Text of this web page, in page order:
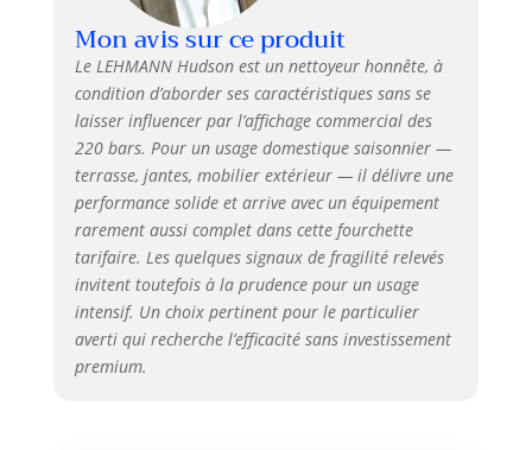
sans raccordement fixe à l’eau.
Kit d’accessoires complet et
polyvalent - Inclus : brosse
terrasse, lance à mousse, buse
turbo, buse réglable, pistolet
haute pression et brosse pour
jantes pour un nettoyage précis
de toutes les surfaces
extérieures et des véhicules.
Mon avis sur ce produit
Le LEHMANN Hudson est un nettoyeur honnête, à
condition d’aborder ses caractéristiques sans se
laisser influencer par l’affichage commercial des
220 bars. Pour un usage domestique saisonnier —
terrasse, jantes, mobilier extérieur — il délivre une
performance solide et arrive avec un équipement
rarement aussi complet dans cette fourchette
tarifaire. Les quelques signaux de fragilité relevés
invitent toutefois à la prudence pour un usage
intensif. Un choix pertinent pour le particulier
averti qui recherche l’efficacité sans investissement
premium.